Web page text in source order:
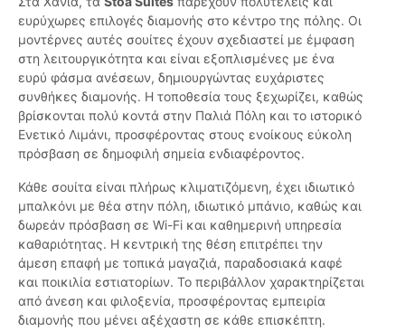
ευρύχωρες επιλογές διαμονής στο κέντρο της πόλης. Οι
μοντέρνες αυτές σουίτες έχουν σχεδιαστεί με έμφαση
στη λειτουργικότητα και είναι εξοπλισμένες με ένα
ευρύ φάσμα ανέσεων, δημιουργώντας ευχάριστες
συνθήκες διαμονής. Η τοποθεσία τους ξεχωρίζει, καθώς
βρίσκονται πολύ κοντά στην Παλιά Πόλη και το ιστορικό
Ενετικό Λιμάνι, προσφέροντας στους ενοίκους εύκολη
πρόσβαση σε δημοφιλή σημεία ενδιαφέροντος.
Κάθε σουίτα είναι πλήρως κλιματιζόμενη, έχει ιδιωτικό
μπαλκόνι με θέα στην πόλη, ιδιωτικό μπάνιο, καθώς και
δωρεάν πρόσβαση σε Wi-Fi και καθημερινή υπηρεσία
καθαριότητας. Η κεντρική της θέση επιτρέπει την
άμεση επαφή με τοπικά μαγαζιά, παραδοσιακά καφέ
και ποικιλία εστιατορίων. Το περιβάλλον χαρακτηρίζεται
από άνεση και φιλοξενία, προσφέροντας εμπειρία
διαμονής που μένει αξέχαστη σε κάθε επισκέπτη.